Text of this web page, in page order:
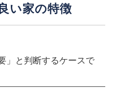
い家の特徴
」と判断するケースで